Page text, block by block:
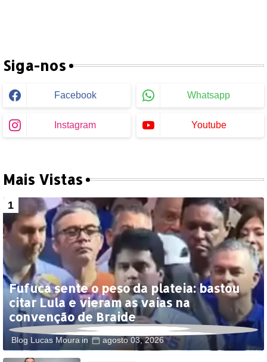
Siga-nos
Facebook Whatsapp
Instagram Youtube
Mais Vistas
Fufuca sente o peso da plateia: bastou
citar Lula e vieram as vaias na
convenção de Braide
Blog Lucas Moura agosto 03, 2026